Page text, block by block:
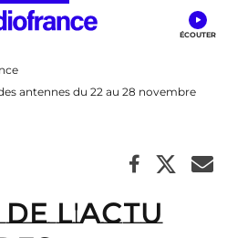
antennes du 22 au 28 novembre
l'actu